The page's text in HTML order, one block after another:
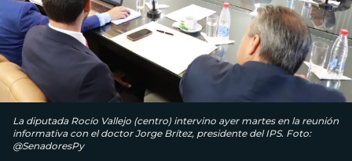
La diputada Rocío Vallejo (centro) intervino ayer martes en la reunión
informativa con el doctor Jorge Brítez, presidente del IPS. Foto:
@SenadoresPy